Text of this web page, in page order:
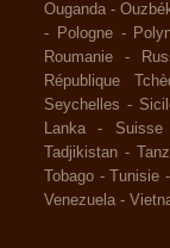
Ouganda -
-
Pologne -
Roumanie
-
République
Seychelles -
Lanka
- Suisse
Tadjikistan -
Tobago - Tunisie -
Venezuela -